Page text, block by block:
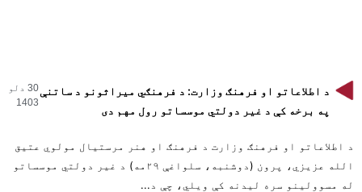
د اطلاعاتو او فرهنګ وزارت: د فرهنګي میراثونو د ساتنې
په برخه کې د غیر دولتي موسساتو رول مهم دی
30 دلو
1403
د اطلاعاتو او فرهنګ وزارت د فرهنګ او هنر مرستیال مولوي عتیق
الله عزيزي، پرون (دوشنبه، سلواغې ۲۹مه) د غير دولتي موسساتو
له مسوولینو سره لیدنه کې ویلي، چې د...